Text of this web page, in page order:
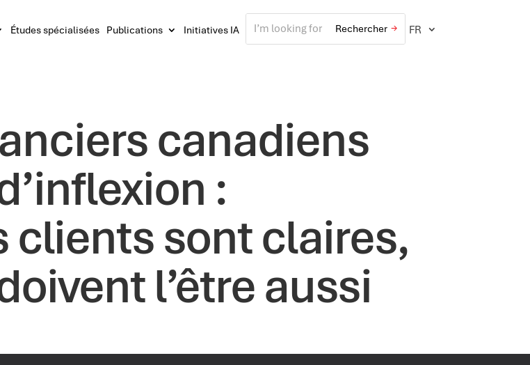
Études spécialisées Publications Initiatives IA FR
canadiens
:
clients sont claires,
l’être aussi